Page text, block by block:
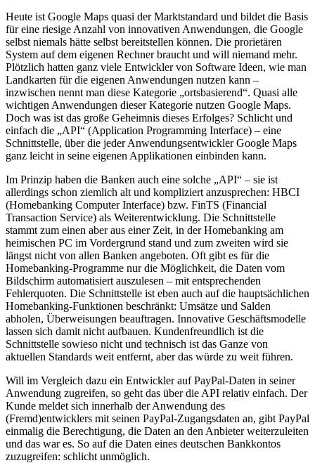
Heute ist Google Maps quasi der Marktstandard und bildet die Basis
für eine riesige Anzahl von innovativen Anwendungen, die Google
selbst niemals hätte selbst bereitstellen können. Die prorietären
System auf dem eigenen Rechner braucht und will niemand mehr.
Plötzlich hatten ganz viele Entwickler von Software Ideen, wie man
Landkarten für die eigenen Anwendungen nutzen kann –
inzwischen nennt man diese Kategorie „ortsbasierend“. Quasi alle
wichtigen Anwendungen dieser Kategorie nutzen Google Maps.
Doch was ist das große Geheimnis dieses Erfolges? Schlicht und
einfach die „API“ (Application Programming Interface) – eine
Schnittstelle, über die jeder Anwendungsentwickler Google Maps
ganz leicht in seine eigenen Applikationen einbinden kann.
Im Prinzip haben die Banken auch eine solche „API“ – sie ist
allerdings schon ziemlich alt und kompliziert anzusprechen: HBCI
(Homebanking Computer Interface) bzw. FinTS (Financial
Transaction Service) als Weiterentwicklung. Die Schnittstelle
stammt zum einen aber aus einer Zeit, in der Homebanking am
heimischen PC im Vordergrund stand und zum zweiten wird sie
längst nicht von allen Banken angeboten. Oft gibt es für die
Homebanking-Programme nur die Möglichkeit, die Daten vom
Bildschirm automatisiert auszulesen – mit entsprechenden
Fehlerquoten. Die Schnittstelle ist eben auch auf die hauptsächlichen
Homebanking-Funktionen beschränkt: Umsätze und Salden
abholen, Überweisungen beauftragen. Innovative Geschäftsmodelle
lassen sich damit nicht aufbauen. Kundenfreundlich ist die
Schnittstelle sowieso nicht und technisch ist das Ganze von
aktuellen Standards weit entfernt, aber das würde zu weit führen.
Will im Vergleich dazu ein Entwickler auf PayPal-Daten in seiner
Anwendung zugreifen, so geht das über die API relativ einfach. Der
Kunde meldet sich innerhalb der Anwendung des
(Fremd)entwicklers mit seinen PayPal-Zugangsdaten an, gibt PayPal
einmalig die Berechtigung, die Daten an den Anbieter weiterzuleiten
und das war es. So auf die Daten eines deutschen Bankkontos
zuzugreifen: schlicht unmöglich.